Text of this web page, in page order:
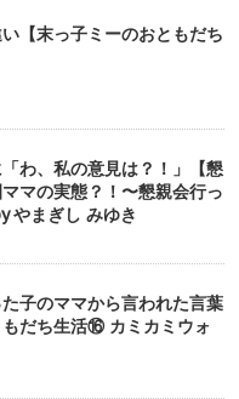
【末っ子ミーのおともだち
わ、私の意見は？！」【懇
マの実態？！〜懇親会行っ
やまぎし みゆき
子のママから言われた言葉
もだち生活⑯ カミカミウォ